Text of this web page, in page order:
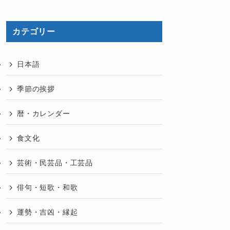
カテゴリー
日本語
季節の挨拶
暦・カレンダー
食文化
芸術・民芸品・工芸品
俳句・短歌・和歌
運勢・吉凶・縁起